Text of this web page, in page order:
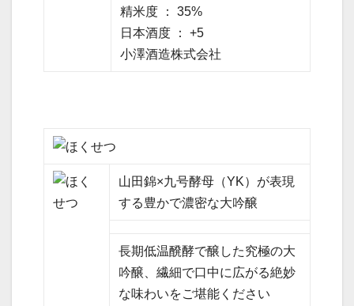
精米度 ： 35%
日本酒度 ： +5
小澤酒造株式会社
山田錦×九号酵母（YK）が表現
する豊かで濃密な大吟醸
長期低温醗酵で醸した究極の大
吟醸、繊細で口中に広がる絶妙
な味わいをご堪能ください